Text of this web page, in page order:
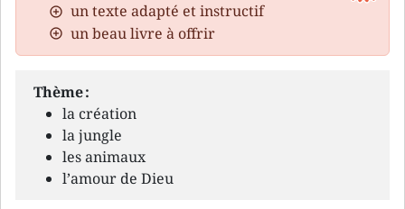
un texte adapté et instructif
un beau livre à offrir
Thème :
la création
la jungle
les animaux
l’amour de Dieu